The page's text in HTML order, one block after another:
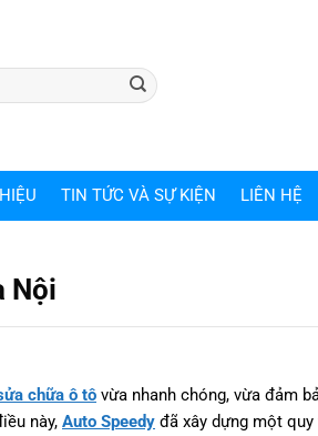
TIN TỨC VÀ SỰ KIỆN LIÊN HỆ
Nội
chữa ô tô vừa nhanh chóng, vừa đảm
này, Auto Speedy đã xây dựng một